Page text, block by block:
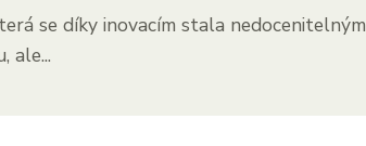
se díky inovacím stala nedocenitelným
ale...